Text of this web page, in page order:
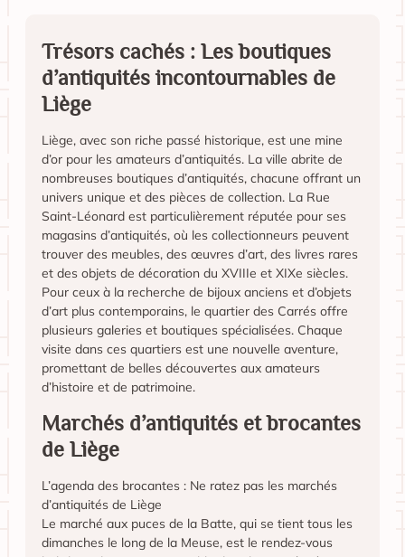
Trésors cachés : Les boutiques
d’antiquités incontournables de
Liège
Liège, avec son riche passé historique, est une mine
d’or pour les amateurs d’antiquités. La ville abrite de
nombreuses boutiques d’antiquités, chacune offrant un
univers unique et des pièces de collection. La Rue
Saint-Léonard est particulièrement réputée pour ses
magasins d’antiquités, où les collectionneurs peuvent
trouver des meubles, des œuvres d’art, des livres rares
et des objets de décoration du XVIIIe et XIXe siècles.
Pour ceux à la recherche de bijoux anciens et d’objets
d’art plus contemporains, le quartier des Carrés offre
plusieurs galeries et boutiques spécialisées. Chaque
visite dans ces quartiers est une nouvelle aventure,
promettant de belles découvertes aux amateurs
d’histoire et de patrimoine.
Marchés d’antiquités et brocantes
de Liège
L’agenda des brocantes : Ne ratez pas les marchés
d’antiquités de Liège
Le marché aux puces de la Batte, qui se tient tous les
dimanches le long de la Meuse, est le rendez-vous